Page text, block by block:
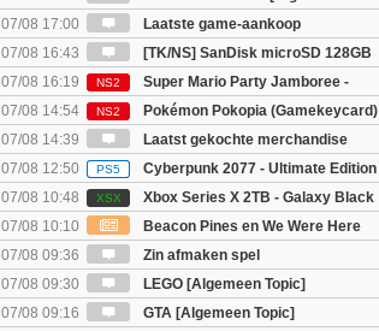
Topic]
07/08 17:00
Laatste game-aankoop
07/08 16:43
[TK/NS] SanDisk microSD 128GB
07/08 16:19
NS2
Super Mario Party Jamboree -
Nintendo Switch 2 Edition
07/08 14:54 NS2
Pokémon Pokopia (Gamekeycard)
07/08 14:39
Laatst gekochte merchandise
07/08 12:50
PS5
Cyberpunk 2077 - Ultimate Edition
07/08 10:48
XSX
Xbox Series X 2TB - Galaxy Black
Special Edition
07/08 10:10
Beacon Pines en We Were Here
Together (PC) Gratis
07/08 09:36
Zin afmaken spel
07/08 09:30
LEGO [Algemeen Topic]
07/08 09:16
GTA [Algemeen Topic]